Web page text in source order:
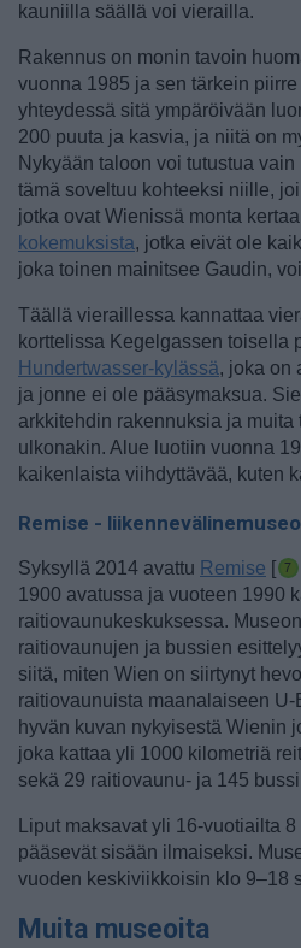
kauniilla säällä voi vierailla.
Rakennus on monin tavoin
vuonna 1985 ja sen tärkein
yhteydessä sitä ympäröivään
200 puuta ja kasvia, ja niitä on
Nykyään taloon voi tutustua
tämä soveltuu kohteeksi niille,
jotka ovat Wienissä monta
kokemuksista, jotka eivät ole
joka toinen mainitsee Gaudin,
Täällä vieraillessa kannattaa
korttelissa Kegelgassen toisella
Hundertwasser-kylässä, joka on
ja jonne ei ole pääsymaksua.
arkkitehdin rakennuksia ja
ulkonakin. Alue luotiin vuonna
kaikenlaista viihdyttävää, kuten
Remise - liikennevälinemuseo
Syksyllä 2014 avattu Remise
1900 avatussa ja vuoteen 1990
raitiovaunukeskuksessa.
raitiovaunujen ja bussien
siitä, miten Wien on siirtynyt
raitiovaunuista maanalaiseen
hyvän kuvan nykyisestä Wienin
joka kattaa yli 1000 kilometriä
sekä 29 raitiovaunu- ja 145
Liput maksavat yli 16-vuotiailta
pääsevät sisään ilmaiseksi.
vuoden keskiviikkoisin klo 9–18
Muita museoita